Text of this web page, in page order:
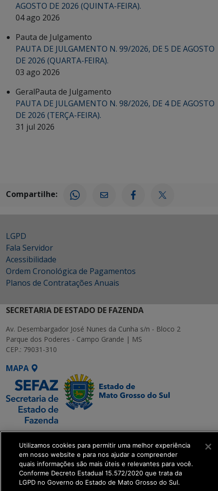
AGOSTO DE 2026 (QUINTA-FEIRA).
04 ago 2026
Pauta de Julgamento
PAUTA DE JULGAMENTO N. 99/2026, DE 5 DE AGOSTO
DE 2026 (QUARTA-FEIRA).
03 ago 2026
GeralPauta de Julgamento
PAUTA DE JULGAMENTO N. 98/2026, DE 4 DE AGOSTO
DE 2026 (TERÇA-FEIRA).
31 jul 2026
Compartilhe:
LGPD
Fala Servidor
Acessibilidade
Ordem Cronológica de Pagamentos
Planos de Contratações Anuais
SECRETARIA DE ESTADO DE FAZENDA
Av. Desembargador José Nunes da Cunha s/n - Bloco 2
Parque dos Poderes - Campo Grande | MS
CEP.: 79031-310
MAPA
SETDIG | Secretaria-
Executiva de
Transformação Digital
get_footer();
Utilizamos cookies para permitir uma melhor experiência
em nosso website e para nos ajudar a compreender
quais informações são mais úteis e relevantes para você.
Conforme Decreto Estadual 15.572/2020 que trata da
LGPD no Governo do Estado de Mato Grosso do Sul.